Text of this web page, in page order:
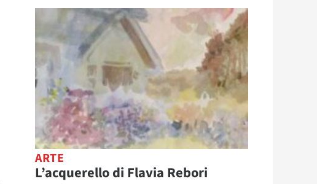
ARTE
L’acquerello di Flavia Rebori